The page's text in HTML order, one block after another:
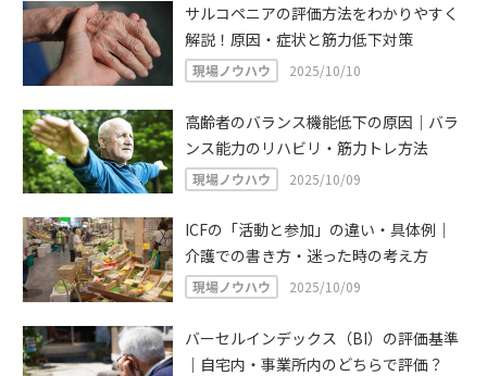
サルコペニアの評価方法をわかりやすく
解説！原因・症状と筋力低下対策
現場ノウハウ 2025/10/10
高齢者のバランス機能低下の原因｜バラ
ンス能力のリハビリ・筋力トレ方法
現場ノウハウ 2025/10/09
ICFの「活動と参加」の違い・具体例｜
介護での書き方・迷った時の考え方
現場ノウハウ 2025/10/09
バーセルインデックス（BI）の評価基準
｜自宅内・事業所内のどちらで評価？